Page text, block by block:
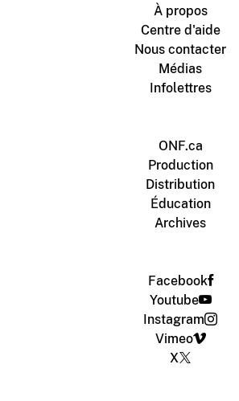
À propos
Centre d'aide
Nous contacter
Médias
Infolettres
ONF.ca
Production
Distribution
Éducation
Archives
Facebook
Youtube
Instagram
Vimeo
X